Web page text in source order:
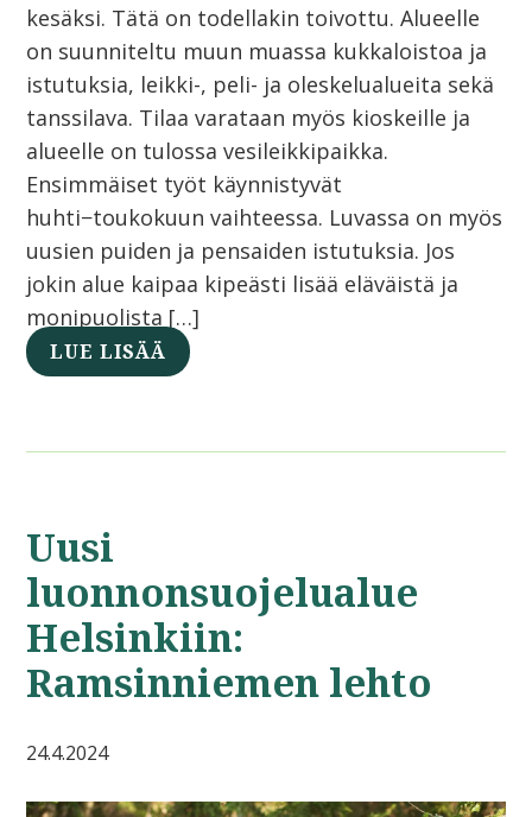
kesäksi. Tätä on todellakin toivottu. Alueelle
on suunniteltu muun muassa kukkaloistoa ja
istutuksia, leikki-, peli- ja oleskelualueita sekä
tanssilava. Tilaa varataan myös kioskeille ja
alueelle on tulossa vesileikkipaikka.
Ensimmäiset työt käynnistyvät
huhti−toukokuun vaihteessa. Luvassa on myös
uusien puiden ja pensaiden istutuksia. Jos
jokin alue kaipaa kipeästi lisää eläväistä ja
monipuolista […]
LUE LISÄÄ
Uusi
luonnonsuojelualue
Helsinkiin:
Ramsinniemen lehto
24.4.2024